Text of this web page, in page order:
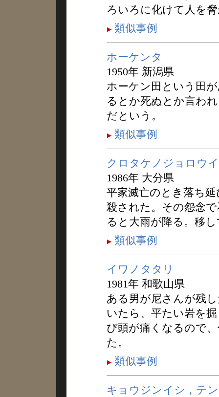
ろいろに化けて人を
類似事例
ホーケンタ
1950年 新潟県
ホーケン田という田
るとか死ぬとか言わ
だという。
類似事例
クロタケノジョロウ
1986年 大分県
平家滅亡のとき落ち
殺された。その怨念
ると大雨が降る。移
類似事例
イワノタタリ
1981年 和歌山県
ある男が尼さんが残
いたら、平たい岩を
び頭が痛くなるので
た。
類似事例
キョウジンイシ，テ